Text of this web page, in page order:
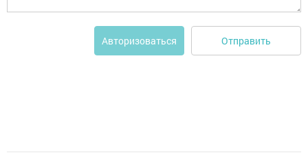
Авторизоваться Отправить